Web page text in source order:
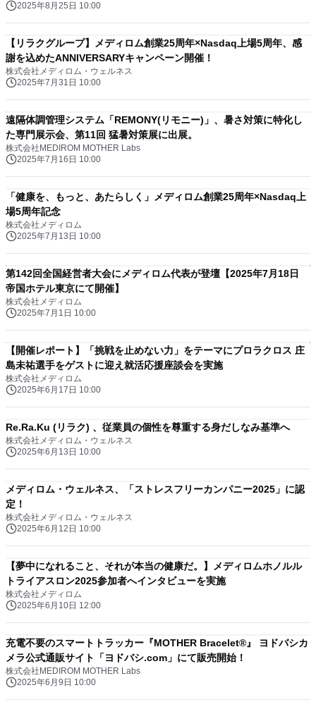
2025年8月25日 10:00
【リラクグループ】メディロム創業25周年×Nasdaq上場5周年、感
謝を込めたANNIVERSARYキャンペーン開催！
株式会社メディロム・ウェルネス
2025年7月31日 10:00
遠隔体調管理システム「REMONY(リモニー)」、暑さ対策に特化し
た専門展示会、第11回 猛暑対策展に出展。
株式会社MEDIROM MOTHER Labs
2025年7月16日 10:00
「健康を、もっと、あたらしく」メディロム創業25周年×Nasdaq上
場5周年記念
株式会社メディロム
2025年7月13日 10:00
第142回全国経営者大会にメディロム代表が登壇【2025年7月18日
帝国ホテル東京にて開催】
株式会社メディロム
2025年7月1日 10:00
【開催レポート】「挑戦を止めない力」をテーマにプロラクロス 庄
島未祐選手をゲストに迎え就活応援座談会を実施
株式会社メディロム
2025年6月17日 10:00
Re.Ra.Ku (リラク) 、従業員の個性を尊重する身だしなみ基準へ
株式会社メディロム・ウェルネス
2025年6月13日 10:00
メディロム・ウェルネス、「ストレスフリーカンパニー2025」に認
定！
株式会社メディロム・ウェルネス
2025年6月12日 10:00
【夢中になれること、それが本当の健康だ。】メディロムホノルル
トライアスロン2025参加者へインタビューを実施
株式会社メディロム
2025年6月10日 12:00
充電不要のスマートトラッカー『MOTHER Bracelet®︎』 ヨドバシカ
メラ公式通販サイト「ヨドバシ.com」にて販売開始！
株式会社MEDIROM MOTHER Labs
2025年6月9日 10:00